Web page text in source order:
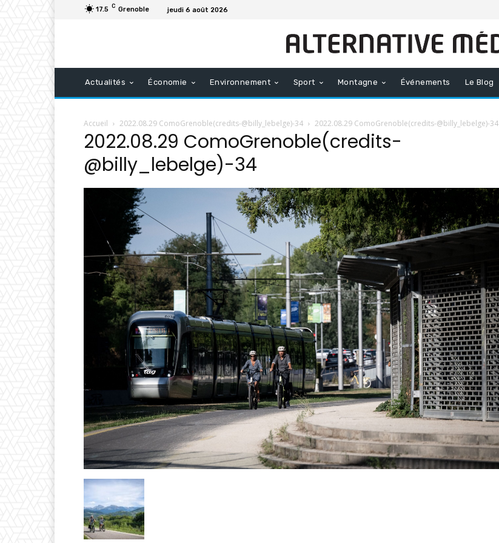
17.5 C Grenoble jeudi 6 août 2026
Actualités Économie Environnement Sport Montagne Événements Le Blog
Accueil 2022.08.29 ComoGrenoble(credits-@billy_lebelge)-34 2022.08.29 ComoGrenoble(credits-@billy_lebelge)-34
2022.08.29 ComoGrenoble(credits-
@billy_lebelge)-34